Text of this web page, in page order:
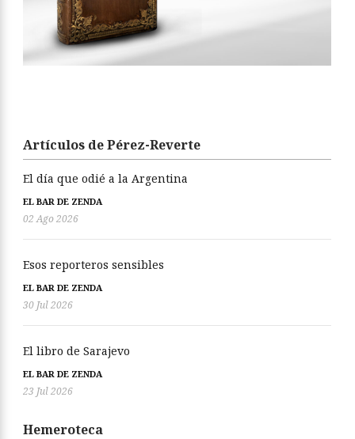
Artículos de Pérez-Reverte
El día que odié a la Argentina
EL BAR DE ZENDA
02 Ago 2026
Esos reporteros sensibles
EL BAR DE ZENDA
30 Jul 2026
El libro de Sarajevo
EL BAR DE ZENDA
23 Jul 2026
Hemeroteca